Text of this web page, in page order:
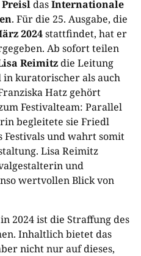
dasInternationale
. Für die 25. Ausgabe, die
2024stattfindet, hat er
Ab sofort teilen
Reimitzdie Leitung
kuratorischer als auch
Hatz gehört
Festivalteam: Parallel
begleitete sie Friedl
Festivals und wahrt somit
Lisa Reimitz
und
wertvollen Blick von
2024 ist die Straffung des
Inhaltlich bietet das
nicht nur auf dieses,